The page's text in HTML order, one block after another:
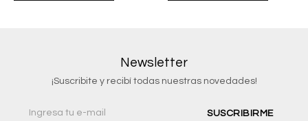
Newsletter
¡Suscribite y recibí todas nuestras novedades!
SUSCRIBIRME